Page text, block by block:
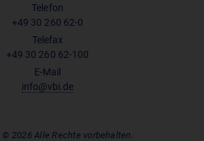
Telefon
+49 30 260 62-0
Telefax
+49 30 260 62-100
E-Mail
info@vbi.de
© 2026 Alle Rechte vorbehalten.